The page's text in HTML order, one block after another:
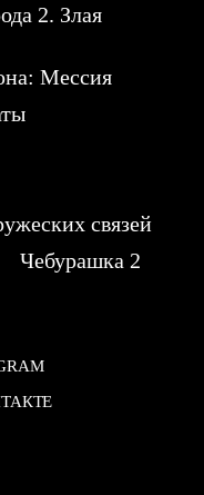
2. Злая
Мессия
связей
Чебурашка 2